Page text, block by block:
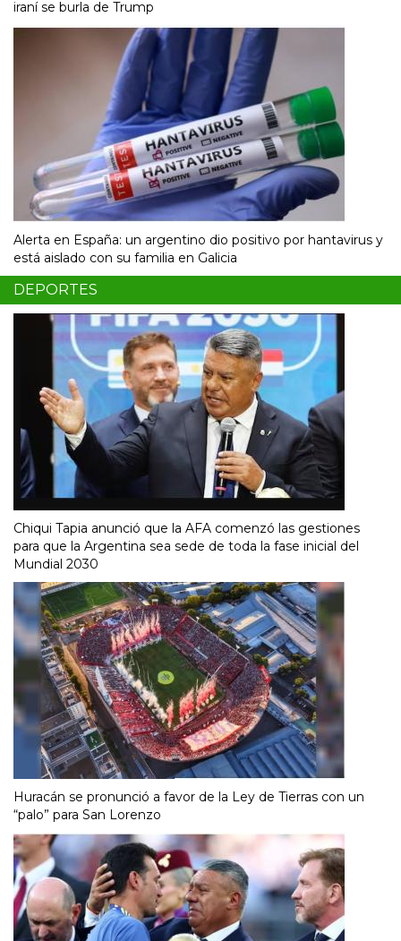
iraní se burla de Trump
Alerta en España: un argentino dio positivo por hantavirus y
está aislado con su familia en Galicia
DEPORTES
Chiqui Tapia anunció que la AFA comenzó las gestiones
para que la Argentina sea sede de toda la fase inicial del
Mundial 2030
Huracán se pronunció a favor de la Ley de Tierras con un
“palo” para San Lorenzo